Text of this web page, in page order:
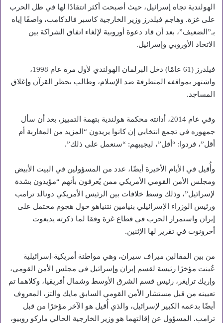
الهولندية تجاه إسرائيل، حيث أصبحت أكثر انتقادًا لها في ظل الحرب
على غزة. وهاجم فيلدرز وزير الخارجية كاسبر فالدكامب، واصفًا إياه
بـ”الضعيف”، بعد أن قاد دعوة أوروبية لإلغاء اتفاق الشراكة بين
الاتحاد الأوروبي وإسرائيل.
فيلدرز (61 عامًا) دخل البرلمان الهولندي لأول مرة عام 1998،
واشتهر بمواقفه المتطرفة ضد الإسلام، وطالب بحظر القرآن وإغلاق
المساجد.
وفي عام 2014، أدانته محكمة هولندية بتهمة التمييز، بعد أن سأل
جمهوره في تجمع انتخابي إن كانوا يريدون “المزيد من المغاربة أم
أقل”، فردوا: “أقل”، ليجيبهم: “سنعمل على ذلك”.
وأُقيل في الأيام الأخيرة أيضًا، عدد من المسؤولين في البيت الأبيض
ومجلس الأمن القومي الأمريكي ممن يُعرفون بأنهم “مؤيدون بشدة
لإسرائيل”، وذلك وسط خلافات بين الرئيس الأمريكي دونالد ترامب
ورئيس الوزراء الإسرائيلي بنيامين نتنياهو حول هجوم محتمل على
إيران واستمرار الحرب في قطاع غزة وفقا لما ذكرته يديعوت
أحرونوت في تقرير لها الإثنين.
من بين المقالين ميراف سيران، وهي مواطنة أمريكية-إسرائيلية
عُينت مؤخرًا رئيسة لقسم إيران وإسرائيل في مجلس الأمن القومي،
وإريك ترايغر، رئيس قسم الشرق الأوسط وشمال أفريقيا، وكلاهما تم
تعيينه من قبل مستشار الأمن القومي السابق مايك والتز، المعروف
أيضًا بدعمه الكبير لإسرائيل، والذي أُقيل هو الآخر مؤخرًا من قبل
ترامب. المسؤول عن إقالتهما هو وزير الخارجية الحالي ماركو روبيو،